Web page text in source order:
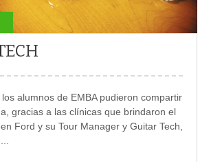
alumnos de EMBA pudieron compartir
gracias a las clínicas que brindaron el
Ford y su Tour Manager y Guitar Tech,